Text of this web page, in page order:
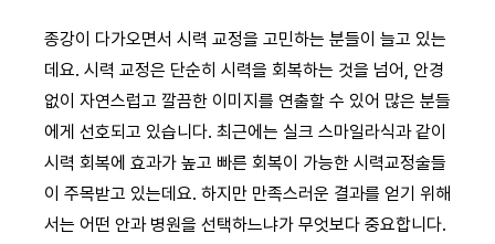
종강이 다가오면서 시력 교정을 고민하는 분들이 늘고 있는
데요. 시력 교정은 단순히 시력을 회복하는 것을 넘어, 안경
없이 자연스럽고 깔끔한 이미지를 연출할 수 있어 많은 분들
에게 선호되고 있습니다. 최근에는 실크 스마일라식과 같이
시력 회복에 효과가 높고 빠른 회복이 가능한 시력교정술들
이 주목받고 있는데요. 하지만 만족스러운 결과를 얻기 위해
서는 어떤 안과 병원을 선택하느냐가 무엇보다 중요합니다.